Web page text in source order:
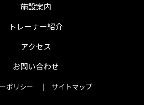
施設案内
トレーナー紹介
アクセス
お問い合わせ
ポリシー サイトマップ